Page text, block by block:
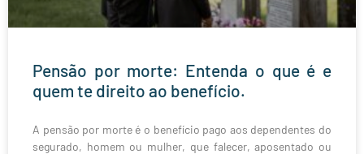
Pensão por morte: Entenda o que é e
quem te direito ao benefício.
A pensão por morte é o benefício pago aos dependentes do
segurado, homem ou mulher, que falecer, aposentado ou